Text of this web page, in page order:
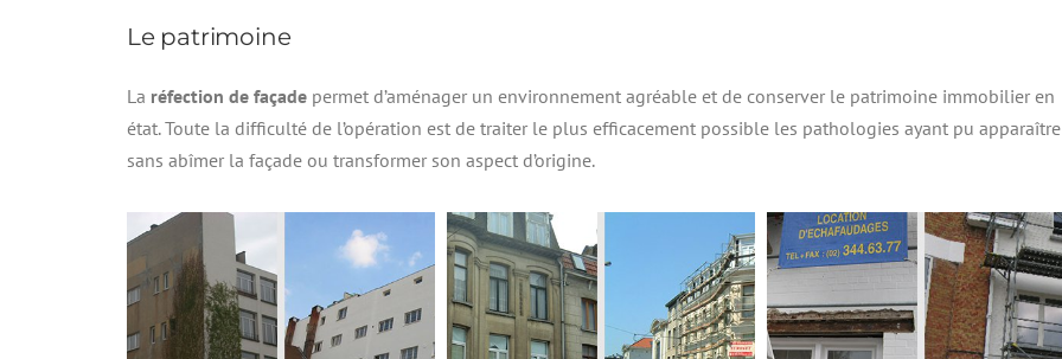
Le patrimoine
La réfection de façade permet d’aménager un environnement agréable et de conserver le patrimoine immobilier en
état. Toute la difficulté de l’opération est de traiter le plus efficacement possible les pathologies ayant pu apparaître
sans abîmer la façade ou transformer son aspect d’origine.